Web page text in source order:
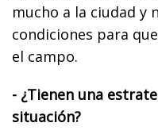
mucho a la ciudad y
condiciones para
el campo.
- ¿Tienen una
situación?